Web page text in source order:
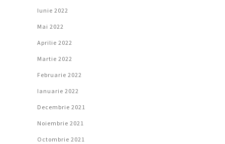
Iunie 2022
Mai 2022
Aprilie 2022
Martie 2022
Februarie 2022
Ianuarie 2022
Decembrie 2021
Noiembrie 2021
Octombrie 2021